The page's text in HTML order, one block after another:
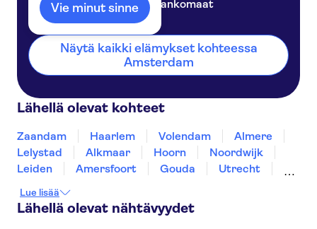
Vie minut sinne Alankomaat
Näytä kaikki elämykset kohteessa
Amsterdam
Lähellä olevat kohteet
Zaandam Haarlem Volendam
Almere
Lelystad
Alkmaar Hoorn
Noordwijk
Leiden
Amersfoort Gouda
Utrecht
Lue lisää
Lähellä olevat nähtävyydet